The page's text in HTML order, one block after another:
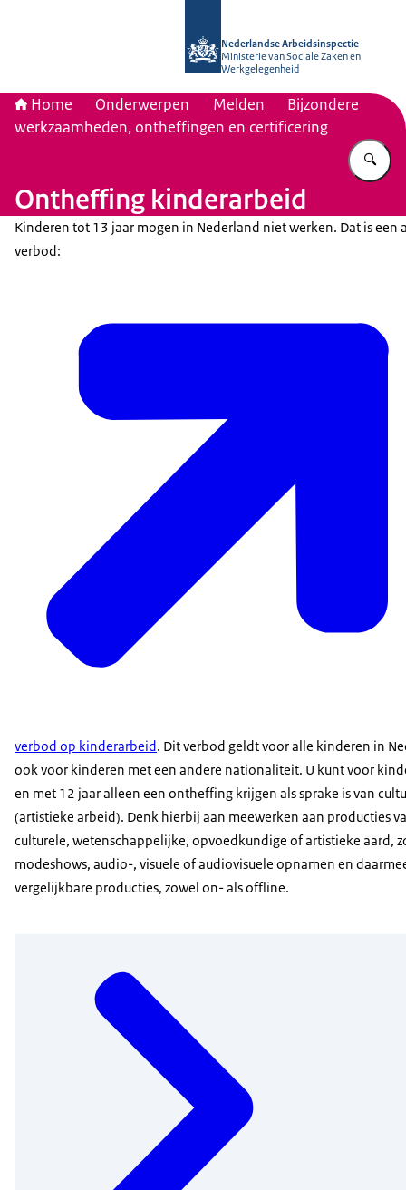
Nederlandse Arbeidsinspectie
Ministerie van Sociale Zaken en
Werkgelegenheid
Home Onderwerpen Melden
Bijzondere
werkzaamheden, ontheffingen en certificering
Ontheffing kinderarbeid
Kinderen tot 13 jaar mogen in Nederland niet werken. Dat is een
verbod:
verbod op kinderarbeid. Dit verbod geldt voor alle kinderen in
ook voor kinderen met een andere nationaliteit. U kunt voor
en met 12 jaar alleen een ontheffing krijgen als sprake is van
(artistieke arbeid). Denk hierbij aan meewerken aan producties
culturele, wetenschappelijke, opvoedkundige of artistieke aard,
modeshows, audio-, visuele of audiovisuele opnamen en
vergelijkbare producties, zowel on- als offline.